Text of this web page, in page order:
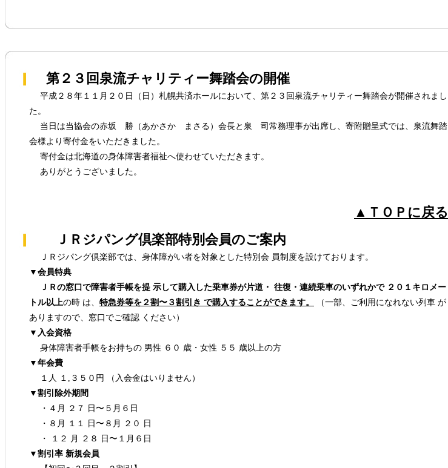
第２３回泉流チャリティー舞踏会の開催
平成２８年１１月２０日（日）札幌共済ホールにおいて、第２３回泉流チャリティー舞踏会が開催されまし
た。
当日は当協会の赤坂 勝（あかさか まさる）会長と泉 司常務理事が出席し、寄附贈呈式では、泉流舞踏
会様より寄付金をいただきました。
寄付金は北海道の身体障害者福祉へ使わせていただきます。
ありがとうございました。
▲ＴＯＰに戻る
ＪＲジパング倶楽部特別会員のご案内
ＪＲジパング倶楽部では、身体障がい者を対象とした特別会 員制度を設けております。
▼会員特典
ＪＲの窓口で障害者手帳を提 示して購入した乗車券が片道・ 往復・連続乗車のいずれかで ２０１キロメー
トル以上の時 は、 特急券等を２割〜３割引き で購入することができます。
（一部、ご利用になれない列車 が
ありますので、窓口でご確認 ください）
▼入会資格
身体障害者手帳をお持ちの 男性 ６０ 歳・女性 ５５ 歳以上の方
▼年会費
１人 １,３５０円 （入会金はいりません）
▼割引除外期間
・４月 ２７ 日〜５月６日
・８月 １１ 日〜８月 ２０ 日
・ １２ 月 ２８ 日〜１月６日
▼割引率 新規会員